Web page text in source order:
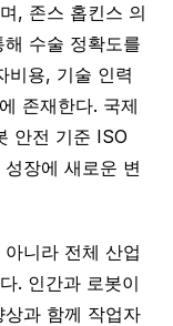
, 존스 홉킨스 의
수술 정확도를
비용, 기술 인력
존재한다. 국제
안전 기준 ISO
장에 새로운 변
니라 전체 산업
. 인간과 로봇이
과 함께 작업자